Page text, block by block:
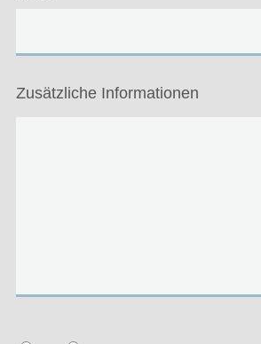
Zusätzliche Informationen